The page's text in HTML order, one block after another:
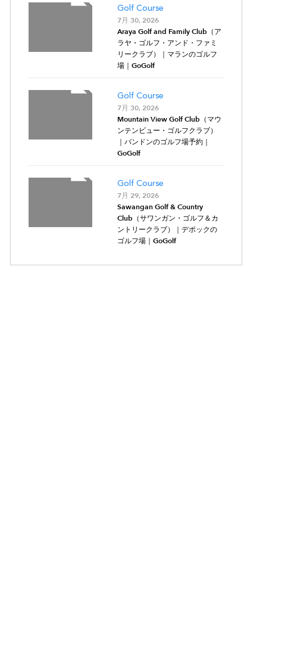
Golf Course
7月 30, 2026
Araya Golf and Family Club（ア
ラヤ・ゴルフ・アンド・ファミ
リークラブ）｜マランのゴルフ
場｜GoGolf
Golf Course
7月 30, 2026
Mountain View Golf Club（マウ
ンテンビュー・ゴルフクラブ）
｜バンドンのゴルフ場予約｜
GoGolf
Golf Course
7月 29, 2026
Sawangan Golf & Country
Club（サワンガン・ゴルフ＆カ
ントリークラブ）｜デポックの
ゴルフ場｜GoGolf